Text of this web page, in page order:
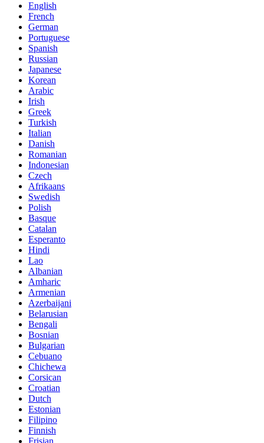
English
French
German
Portuguese
Spanish
Russian
Japanese
Korean
Arabic
Irish
Greek
Turkish
Italian
Danish
Romanian
Indonesian
Czech
Afrikaans
Swedish
Polish
Basque
Catalan
Esperanto
Hindi
Lao
Albanian
Amharic
Armenian
Azerbaijani
Belarusian
Bengali
Bosnian
Bulgarian
Cebuano
Chichewa
Corsican
Croatian
Dutch
Estonian
Filipino
Finnish